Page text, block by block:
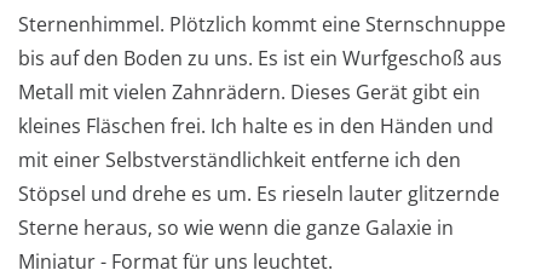
Sternenhimmel. Plötzlich kommt eine Sternschnuppe
bis auf den Boden zu uns. Es ist ein Wurfgeschoß aus
Metall mit vielen Zahnrädern. Dieses Gerät gibt ein
kleines Fläschen frei. Ich halte es in den Händen und
mit einer Selbstverständlichkeit entferne ich den
Stöpsel und drehe es um. Es rieseln lauter glitzernde
Sterne heraus, so wie wenn die ganze Galaxie in
Miniatur - Format für uns leuchtet.